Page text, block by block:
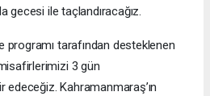
gecesi ile taçlandıracağız.
programı tarafından desteklenen
3 gün
Kahramanmaraş’ın